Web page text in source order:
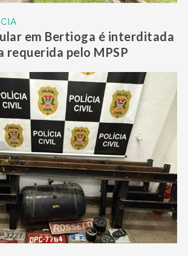
em Bertioga é interditada
requerida pelo MPSP